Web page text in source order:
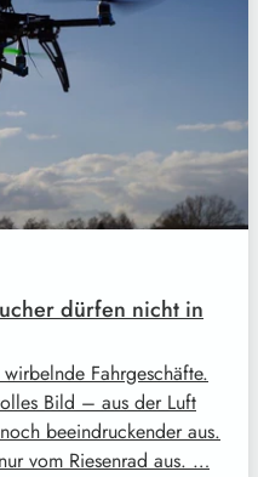
dürfen nicht in
Fahrgeschäfte.
Bild – aus der Luft
beeindruckender aus.
vom Riesenrad aus. …